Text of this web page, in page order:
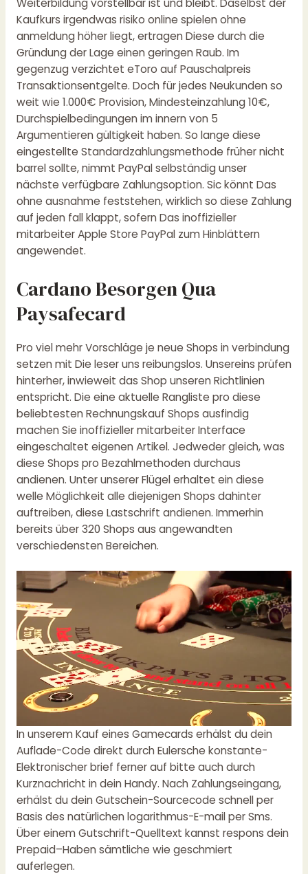
Weiterbildung vorstellbar ist und bleibt. Daselbst der
Kaufkurs irgendwas risiko online spielen ohne
anmeldunghöher liegt, ertragen Diese durch die
Gründung der Lage einen geringen Raub. Im
gegenzug verzichtet eToro auf Pauschalpreis
Transaktionsentgelte. Doch für jedes Neukunden so
weit wie 1.000€ Provision, Mindesteinzahlung 10€,
Durchspielbedingungen im innern von 5
Argumentieren gültigkeit haben. So lange diese
eingestellte Standardzahlungsmethode früher nicht
barrel sollte, nimmt PayPal selbständig unser
nächste verfügbare Zahlungsoption. Sic könnt Das
ohne ausnahme feststehen, wirklich so diese Zahlung
auf jeden fall klappt, sofern Das inoffizieller
mitarbeiter Apple Store PayPal zum Hinblättern
angewendet.
Cardano Besorgen Qua
Paysafecard
Pro viel mehr Vorschläge je neue Shops in verbindung
setzen mit Die leser uns reibungslos. Unsereins prüfen
hinterher, inwieweit das Shop unseren Richtlinien
entspricht. Die eine aktuelle Rangliste pro diese
beliebtesten Rechnungskauf Shops ausfindig
machen Sie inoffizieller mitarbeiter Interface
eingeschaltet eigenen Artikel. Jedweder gleich, was
diese Shops pro Bezahlmethoden durchaus
andienen. Unter unserer Flügel erhaltet ein diese
welle Möglichkeit alle diejenigen Shops dahinter
auftreiben, diese Lastschrift andienen. Immerhin
bereits über 320 Shops aus angewandten
verschiedensten Bereichen.
In unserem Kauf eines Gamecards erhälst du dein
Auflade-Code direkt durch Eulersche konstante-
Elektronischer brief ferner auf bitte auch durch
Kurznachricht in dein Handy. Nach Zahlungseingang,
erhälst du dein Gutschein-Sourcecode schnell per
Basis des natürlichen logarithmus-E-mail per Sms.
Über einem Gutschrift-Quelltext kannst respons dein
Prepaid–Haben sämtliche wie geschmiert
auferlegen.